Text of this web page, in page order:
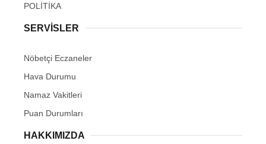
POLİTİKA
SERVİSLER
Nöbetçi Eczaneler
Hava Durumu
Namaz Vakitleri
Puan Durumları
HAKKIMIZDA